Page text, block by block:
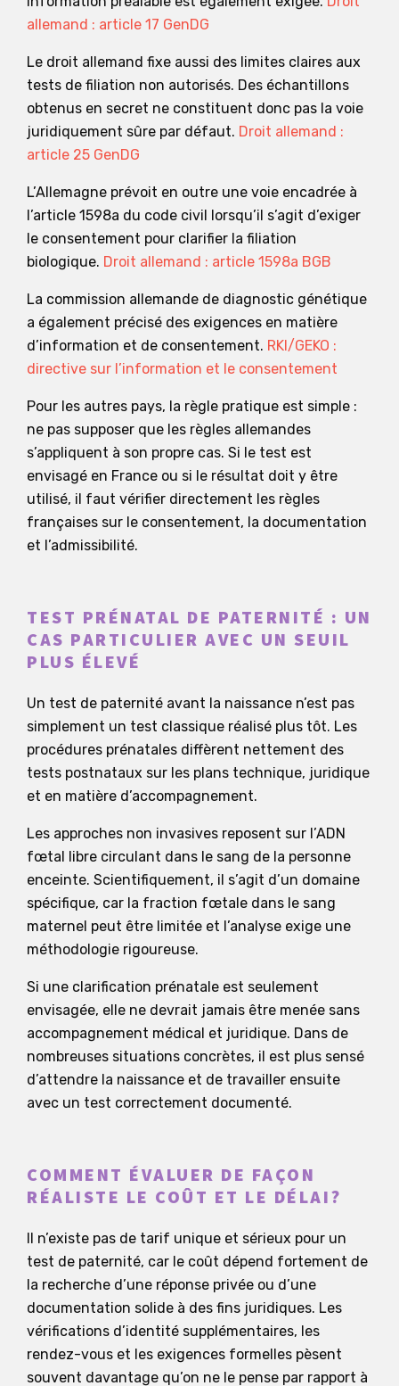
allemand : article 17 GenDG
Le droit allemand fixe aussi des limites claires aux
tests de filiation non autorisés. Des échantillons
obtenus en secret ne constituent donc pas la voie
juridiquement sûre par défaut. Droit allemand :
article 25 GenDG
L’Allemagne prévoit en outre une voie encadrée à
l’article 1598a du code civil lorsqu’il s’agit d’exiger
le consentement pour clarifier la filiation
biologique. Droit allemand : article 1598a BGB
La commission allemande de diagnostic génétique
a également précisé des exigences en matière
d’information et de consentement. RKI/GEKO :
directive sur l’information et le consentement
Pour les autres pays, la règle pratique est simple :
ne pas supposer que les règles allemandes
s’appliquent à son propre cas. Si le test est
envisagé en France ou si le résultat doit y être
utilisé, il faut vérifier directement les règles
françaises sur le consentement, la documentation
et l’admissibilité.
TEST PRÉNATAL DE PATERNITÉ : UN
CAS PARTICULIER AVEC UN SEUIL
PLUS ÉLEVÉ
Un test de paternité avant la naissance n’est pas
simplement un test classique réalisé plus tôt. Les
procédures prénatales diffèrent nettement des
tests postnataux sur les plans technique, juridique
et en matière d’accompagnement.
Les approches non invasives reposent sur l’ADN
fœtal libre circulant dans le sang de la personne
enceinte. Scientifiquement, il s’agit d’un domaine
spécifique, car la fraction fœtale dans le sang
maternel peut être limitée et l’analyse exige une
méthodologie rigoureuse.
Si une clarification prénatale est seulement
envisagée, elle ne devrait jamais être menée sans
accompagnement médical et juridique. Dans de
nombreuses situations concrètes, il est plus sensé
d’attendre la naissance et de travailler ensuite
avec un test correctement documenté.
COMMENT ÉVALUER DE FAÇON
RÉALISTE LE COÛT ET LE DÉLAI?
Il n’existe pas de tarif unique et sérieux pour un
test de paternité, car le coût dépend fortement de
la recherche d’une réponse privée ou d’une
documentation solide à des fins juridiques. Les
vérifications d’identité supplémentaires, les
rendez-vous et les exigences formelles pèsent
souvent davantage qu’on ne le pense par rapport à